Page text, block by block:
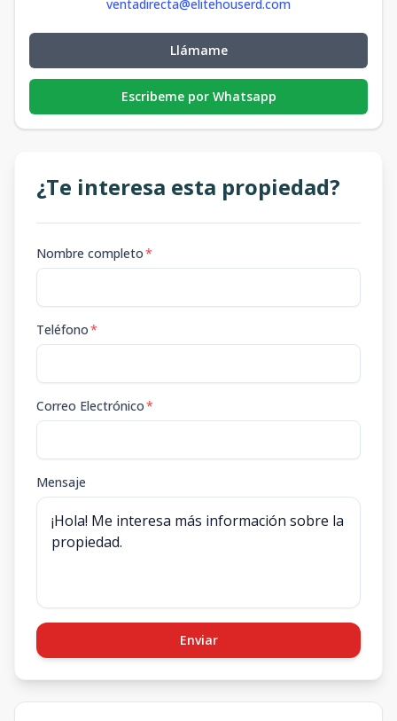
ventadirecta@elitehouserd.com
Llámame
Escribeme por Whatsapp
¿Te interesa esta propiedad?
Nombre completo*
Teléfono*
Correo Electrónico*
Mensaje
Enviar